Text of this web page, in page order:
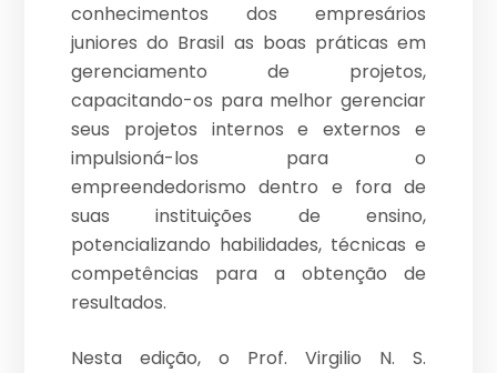
conhecimentos dos empresários
juniores do Brasil as boas práticas em
gerenciamento de projetos,
capacitando-os para melhor gerenciar
seus projetos internos e externos e
impulsioná-los para o
empreendedorismo dentro e fora de
suas instituições de ensino,
potencializando habilidades, técnicas e
competências para a obtenção de
resultados.
Nesta edição, o Prof. Virgilio N. S.